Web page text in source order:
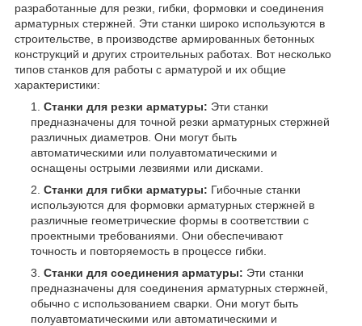
разработанные для резки, гибки, формовки и соединения
арматурных стержней. Эти станки широко используются в
строительстве, в производстве армированных бетонных
конструкций и других строительных работах. Вот несколько
типов станков для работы с арматурой и их общие
характеристики:
Станки для резки арматуры: Эти станки
предназначены для точной резки арматурных стержней
различных диаметров. Они могут быть
автоматическими или полуавтоматическими и
оснащены острыми лезвиями или дисками.
Станки для гибки арматуры: Гибочные станки
используются для формовки арматурных стержней в
различные геометрические формы в соответствии с
проектными требованиями. Они обеспечивают
точность и повторяемость в процессе гибки.
Станки для соединения арматуры: Эти станки
предназначены для соединения арматурных стержней,
обычно с использованием сварки. Они могут быть
полуавтоматическими или автоматическими и